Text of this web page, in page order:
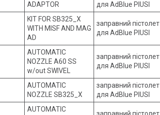
ADAPTOR
для AdBlue PIUSI
KIT FOR SB325_X
WITH MISF AND MAG
AD
заправний пістолет
для AdBlue PIUSI
AUTOMATIC
NOZZLE A60 SS
w/out SWIVEL
заправний пістолет
для AdBlue PIUSI
AUTOMATIC
NOZZLE SB325_X
заправний пістолет
для AdBlue PIUSI
AUTOMATIC